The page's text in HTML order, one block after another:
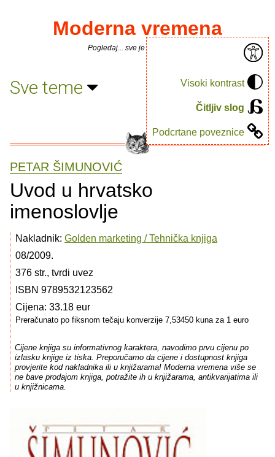
Visoki kontrast
Čitljiv slog
Podcrtane poveznice
Moderna vremena
Pogledaj... sve je puno knjiga.
Sve teme
PETAR ŠIMUNOVIĆ
Uvod u hrvatsko
imenoslovlje
Nakladnik: Golden marketing / Tehnička knjiga
08/2009.
376 str., tvrdi uvez
ISBN 9789532123562
Cijena: 33.18 eur
Preračunato po fiksnom tečaju konverzije 7,53450 kuna za 1 euro
Cijene knjiga su informativnog karaktera, navodimo prvu cijenu po
izlasku knjige iz tiska. Preporučamo da cijene i dostupnost knjiga
provjerite kod nakladnika ili u knjižarama! Moderna vremena više se
ne bave prodajom knjiga, potražite ih u knjižarama, antikvarijatima ili
u knjižnicama.